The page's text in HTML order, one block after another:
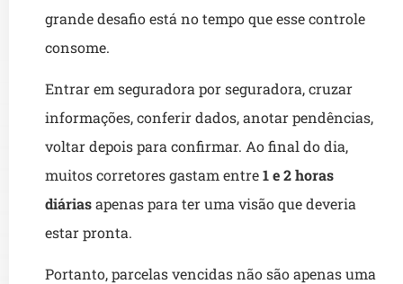
grande desafio está no tempo que esse controle
consome.
Entrar em seguradora por seguradora, cruzar
informações, conferir dados, anotar pendências,
voltar depois para confirmar. Ao final do dia,
muitos corretores gastam entre1 e 2 horas
diáriasapenas para ter uma visão que deveria
estar pronta.
Portanto, parcelas vencidas não são apenas uma